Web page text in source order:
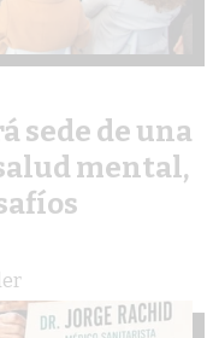
sede de una
mental,